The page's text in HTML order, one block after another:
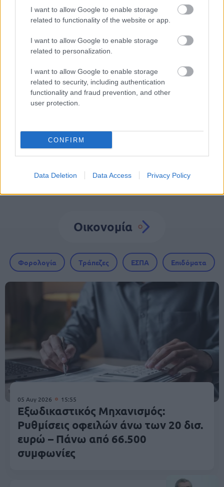
I want to allow Google to enable storage
related to functionality of the website or app.
I want to allow Google to enable storage
related to personalization.
I want to allow Google to enable storage
related to security, including authentication
functionality and fraud prevention, and other
user protection.
CONFIRM
Data Deletion Data Access Privacy Policy
Μόνιμοι στη ΣΤΑΣΥ: Θέσεις για
αιτήσεις
Οικονομία
Φορολογία Τράπεζες ΕΣΠΑ Επιδόματα
05 Αυγ 2026 15:55
Εξωδικαστικός Μηχανισμός:
Ρυθμίσεις οφειλών άνω των 20 δισ.
ευρώ – Πάνω από 66.500
συμφωνίες